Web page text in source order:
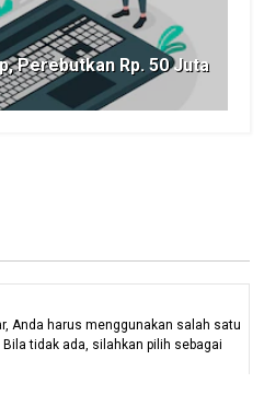
Perebutkan Rp. 50 Juta
Anda harus menggunakan salah satu
tidak ada, silahkan pilih sebagai